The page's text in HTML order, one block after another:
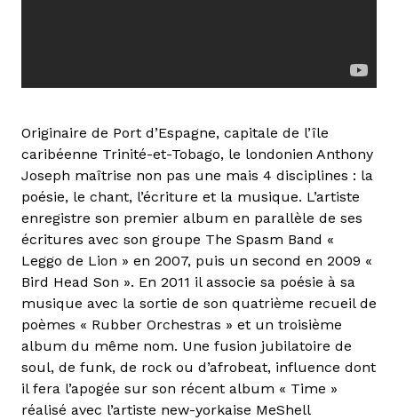
Originaire de Port d’Espagne, capitale de l’île
caribéenne Trinité-et-Tobago, le londonien Anthony
Joseph maîtrise non pas une mais 4 disciplines : la
poésie, le chant, l’écriture et la musique. L’artiste
enregistre son premier album en parallèle de ses
écritures avec son groupe The Spasm Band «
Leggo de Lion » en 2007, puis un second en 2009 «
Bird Head Son ». En 2011 il associe sa poésie à sa
musique avec la sortie de son quatrième recueil de
poèmes « Rubber Orchestras » et un troisième
album du même nom. Une fusion jubilatoire de
soul, de funk, de rock ou d’afrobeat, influence dont
il fera l’apogée sur son récent album « Time »
réalisé avec l’artiste new-yorkaise MeShell